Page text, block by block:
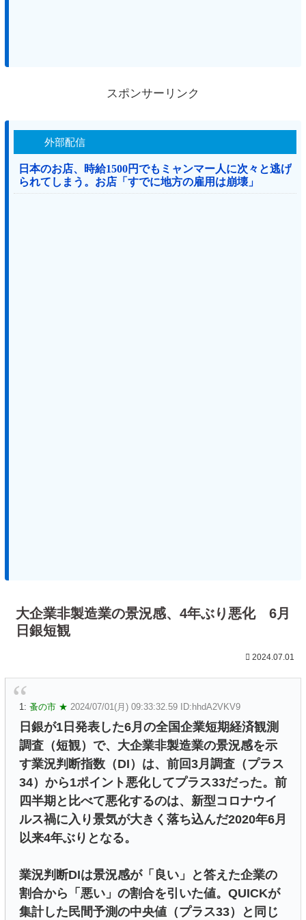
スポンサーリンク
外部配信
日本のお店、時給1500円でもミャンマー人に次々と逃げ
られてしまう。お店「すでに地方の雇用は崩壊」
大企業非製造業の景況感、4年ぶり悪化 6月
日銀短観
2024.07.01
1: 蚤の市 ★ 2024/07/01(月) 09:33:32.59 ID:hhdA2VKV9
日銀が1日発表した6月の全国企業短期経済観測
調査（短観）で、大企業非製造業の景況感を示
す業況判断指数（DI）は、前回3月調査（プラス
34）から1ポイント悪化してプラス33だった。前
四半期と比べて悪化するのは、新型コロナウイ
ルス禍に入り景気が大きく落ち込んだ2020年6月
以来4年ぶりとなる。
業況判断DIは景況感が「良い」と答えた企業の
割合から「悪い」の割合を引いた値。QUICKが
集計した民間予測の中央値（プラス33）と同じ